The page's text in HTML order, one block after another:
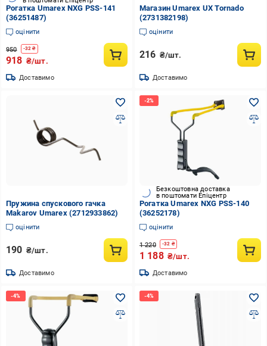
Рогатка Umarex NXG PSS-141
(36251487)
оцінити
950 -32 ₴
918 ₴/шт.
Доставимо
Магазин Umarex UX Tornado
(2731382198)
оцінити
216 ₴/шт.
Доставимо
Пружина спускового гачка
Makarov Umarex (2712933862)
оцінити
190 ₴/шт.
Доставимо
Безкоштовна доставка
в поштомати Епіцентр
Рогатка Umarex NXG PSS-140
(36252178)
оцінити
1 220 -32 ₴
1 188 ₴/шт.
Доставимо